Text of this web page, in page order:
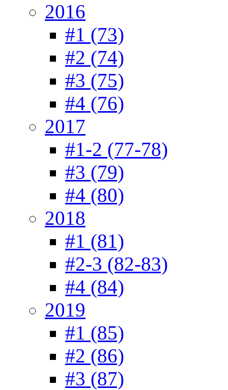
2016
#1 (73)
#2 (74)
#3 (75)
#4 (76)
2017
#1-2 (77-78)
#3 (79)
#4 (80)
2018
#1 (81)
#2-3 (82-83)
#4 (84)
2019
#1 (85)
#2 (86)
#3 (87)